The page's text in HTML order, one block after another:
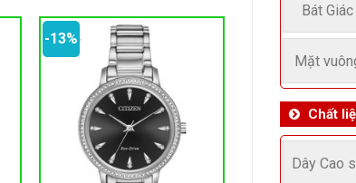
Bát Giác
Mặt
Chất
Dây Cao
-13%